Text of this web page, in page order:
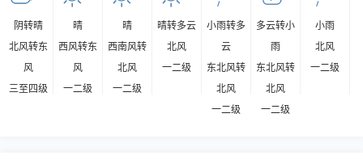
阴转晴
北风转东
风
三至四级
晴
西风转东
风
一二级
晴
西南风转
北风
一二级
晴转多云
北风
一二级
小雨转多
云
东北风转
北风
一二级
多云转小
雨
东北风转
北风
一二级
小雨
北风
一二级